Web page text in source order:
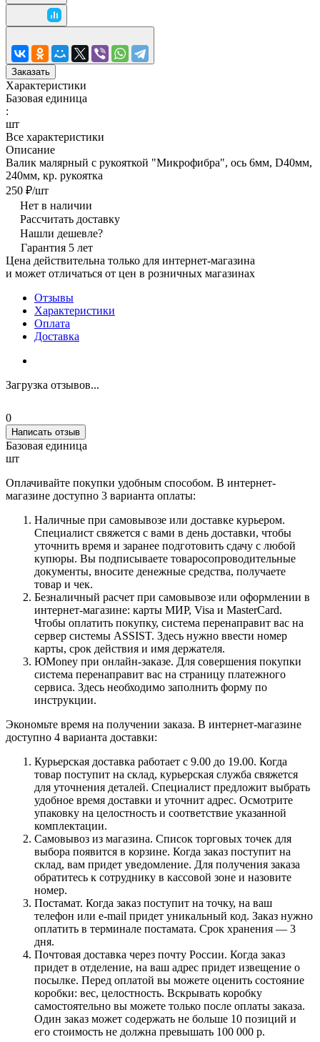
Заказать
Характеристики
Базовая единица
:
шт
Все характеристики
Описание
Валик малярный с рукояткой "Микрофибра", ось 6мм, D40мм,
240мм, кр. рукоятка
250 ₽/шт
Нет в наличии
Рассчитать доставку
Нашли дешевле?
Гарантия 5 лет
Цена действительна только для интернет-магазина
и может отличаться от цен в розничных магазинах
Отзывы
Характеристики
Оплата
Доставка
Загрузка отзывов...
0
Написать отзыв
Базовая единица
шт
Оплачивайте покупки удобным способом. В интернет-
магазине доступно 3 варианта оплаты:
Наличные при самовывозе или доставке курьером.
Специалист свяжется с вами в день доставки, чтобы
уточнить время и заранее подготовить сдачу с любой
купюры. Вы подписываете товаросопроводительные
документы, вносите денежные средства, получаете
товар и чек.
Безналичный расчет при самовывозе или оформлении в
интернет-магазине: карты МИР, Visa и MasterCard.
Чтобы оплатить покупку, система перенаправит вас на
сервер системы ASSIST. Здесь нужно ввести номер
карты, срок действия и имя держателя.
ЮMoney при онлайн-заказе. Для совершения покупки
система перенаправит вас на страницу платежного
сервиса. Здесь необходимо заполнить форму по
инструкции.
Экономьте время на получении заказа. В интернет-магазине
доступно 4 варианта доставки:
Курьерская доставка работает с 9.00 до 19.00. Когда
товар поступит на склад, курьерская служба свяжется
для уточнения деталей. Специалист предложит выбрать
удобное время доставки и уточнит адрес. Осмотрите
упаковку на целостность и соответствие указанной
комплектации.
Самовывоз из магазина. Список торговых точек для
выбора появится в корзине. Когда заказ поступит на
склад, вам придет уведомление. Для получения заказа
обратитесь к сотруднику в кассовой зоне и назовите
номер.
Постамат. Когда заказ поступит на точку, на ваш
телефон или e-mail придет уникальный код. Заказ нужно
оплатить в терминале постамата. Срок хранения — 3
дня.
Почтовая доставка через почту России. Когда заказ
придет в отделение, на ваш адрес придет извещение о
посылке. Перед оплатой вы можете оценить состояние
коробки: вес, целостность. Вскрывать коробку
самостоятельно вы можете только после оплаты заказа.
Один заказ может содержать не больше 10 позиций и
его стоимость не должна превышать 100 000 р.